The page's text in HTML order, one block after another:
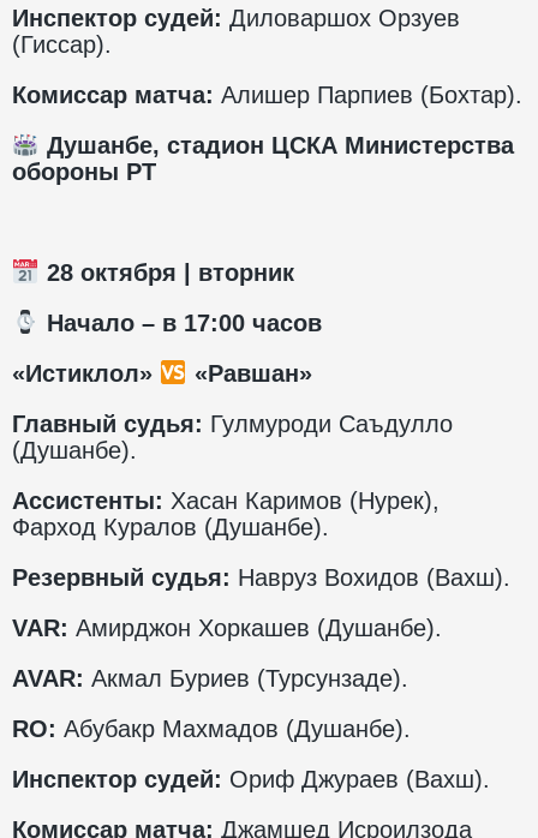
Инспектор судей: Диловаршох Орзуев
(Гиссар).
Комиссар матча: Алишер Парпиев (Бохтар).
Душанбе, стадион ЦСКА Министерства
обороны РТ
28 октября | вторник
️ Начало – в 17:00 часов
«Истиклол»
«Равшан»
Главный судья: Гулмуроди Саъдулло
(Душанбе).
Ассистенты: Хасан Каримов (Нурек),
Фарход Куралов (Душанбе).
Резервный судья: Навруз Вохидов (Вахш).
VAR: Амирджон Хоркашев (Душанбе).
AVAR: Акмал Буриев (Турсунзаде).
RO: Абубакр Махмадов (Душанбе).
Инспектор судей: Ориф Джураев (Вахш).
Комиссар матча: Джамшед Исроилзода